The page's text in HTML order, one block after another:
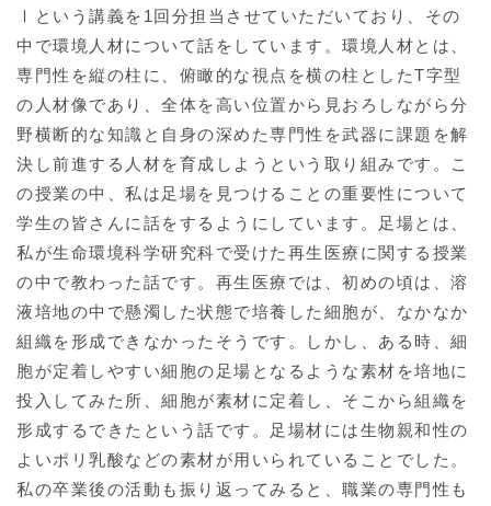
Ⅰという講義を1回分担当させていただいており、その
中で環境人材について話をしています。環境人材とは、
専門性を縦の柱に、俯瞰的な視点を横の柱としたT字型
の人材像であり、全体を高い位置から見おろしながら分
野横断的な知識と自身の深めた専門性を武器に課題を解
決し前進する人材を育成しようという取り組みです。こ
の授業の中、私は足場を見つけることの重要性について
学生の皆さんに話をするようにしています。足場とは、
私が生命環境科学研究科で受けた再生医療に関する授業
の中で教わった話です。再生医療では、初めの頃は、溶
液培地の中で懸濁した状態で培養した細胞が、なかなか
組織を形成できなかったそうです。しかし、ある時、細
胞が定着しやすい細胞の足場となるような素材を培地に
投入してみた所、細胞が素材に定着し、そこから組織を
形成するできたという話です。足場材には生物親和性の
よいポリ乳酸などの素材が用いられていることでした。
私の卒業後の活動も振り返ってみると、職業の専門性も